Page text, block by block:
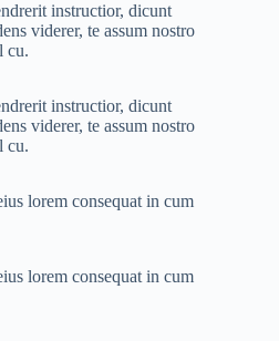
instructior, dicunt
viderer, te assum nostro
cu.
instructior, dicunt
viderer, te assum nostro
cu.
lorem consequat in cum
lorem consequat in cum